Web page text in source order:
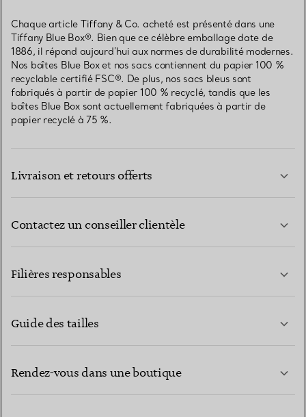
Chaque article Tiffany & Co. acheté est présenté dans une
Tiffany Blue Box®. Bien que ce célèbre emballage date de
1886, il répond aujourd’hui aux normes de durabilité modernes.
Nos boîtes Blue Box et nos sacs contiennent du papier 100 %
recyclable certifié FSC®. De plus, nos sacs bleus sont
fabriqués à partir de papier 100 % recyclé, tandis que les
boîtes Blue Box sont actuellement fabriquées à partir de
papier recyclé à 75 %.
Livraison et retours offerts
Contactez un conseiller clientèle
Filières responsables
Guide des tailles
Rendez-vous dans une boutique